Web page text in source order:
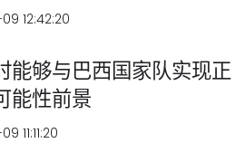
12:42:20
能够与巴西国家队实现正
能性前景
11:11:20